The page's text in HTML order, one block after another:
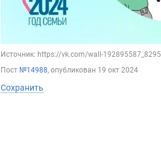
Источник: https://vk.com/wall-192895587_8295
Пост №14988, опубликован 19 окт 2024
Сохранить